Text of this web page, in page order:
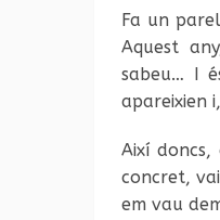
Fa un
Aquest
sabeu… I
apareixien
Així
concret,
em vau